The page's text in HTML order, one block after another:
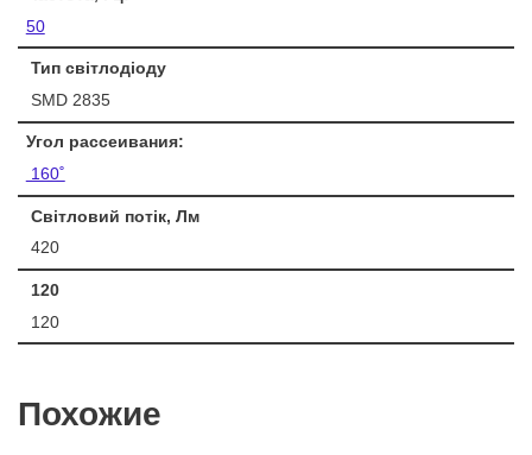
50
Тип світлодіоду
SMD 2835
Угол рассеивания:
160˚
Світловий потік, Лм
420
120
120
Похожие